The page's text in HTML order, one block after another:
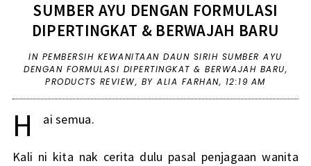
SUMBER AYU DENGAN FORMULASI
DIPERTINGKAT & BERWAJAH BARU
IN PEMBERSIH KEWANITAAN DAUN SIRIH SUMBER AYU
DENGAN FORMULASI DIPERTINGKAT & BERWAJAH BARU,
PRODUCTS REVIEW, BY ALIA FARHAN, 12:19 AM
H ai semua.
Kali ni kita nak cerita dulu pasal penjagaan wanita